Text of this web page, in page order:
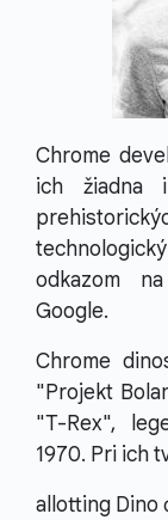
Chrome
ich žiadna
odkazom
Google.
Chrome
"Projekt
"T-Rex",
1970. Pri ich
allotting Dino